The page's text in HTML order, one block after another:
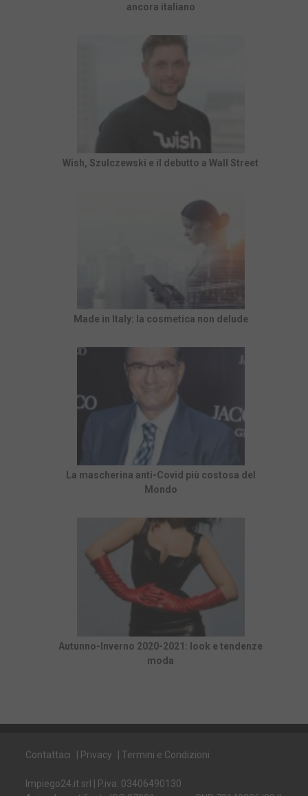
ancora italiano
Wish, Szulczewski e il debutto a Wall Street
Made in Italy: la cosmetica non delude
La mascherina anti-Covid più costosa del
Mondo
Autunno-Inverno 2020-2021: look e tendenze
moda
Contattaci Privacy Termini e Condizioni
Impiego24.it srl | P.iva: 03406490130